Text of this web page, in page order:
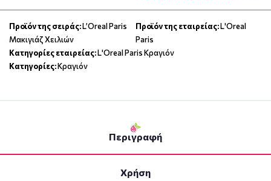
Προϊόν της σειράς:L’Oreal Paris
Μακιγιάζ Χειλιών
Προϊόν της εταιρείας:L'Oreal
Paris
Κατηγορίες εταιρείας:L'Oreal Paris Κραγιόν
Κατηγορίες:Κραγιόν
Περιγραφή
Χρήση